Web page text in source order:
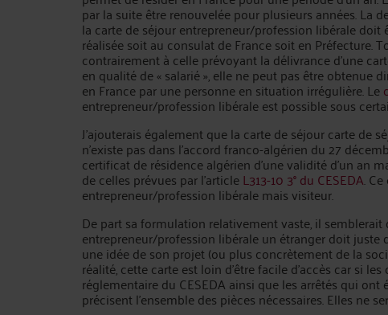
par la suite être renouvelée pour plusieurs années. La
la carte de séjour entrepreneur/profession libérale doit
réalisée soit au consulat de France soit en Préfecture.
contrairement à celle prévoyant la délivrance d’une
en qualité de « salarié », elle ne peut pas être obtenue
en France par une personne en situation irrégulière. Le
entrepreneur/profession libérale est possible sous
J’ajouterais également que la carte de séjour carte de
n’existe pas dans l’accord franco-algérien du 27
certificat de résidence algérien d’une validité d’un an
de celles prévues par l’articleL313-10 3° du CESEDA.
entrepreneur/profession libérale mais visiteur.
De part sa formulation relativement vaste, il
entrepreneur/profession libérale un étranger doit juste
une idée de son projet (ou plus concrètement de la
réalité, cette carte est loin d’être facile d’accès car si
réglementaire du CESEDA ainsi que les arrêtés qui
précisent l’ensemble des pièces nécessaires. Elles ne